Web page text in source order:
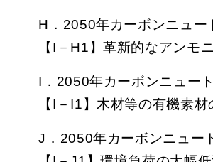
H．2050年カーボンニュー
【I－H1】革新的なアンモ
I．2050年カーボンニュー
【I－I1】木材等の有機素
J．2050年カーボンニュー